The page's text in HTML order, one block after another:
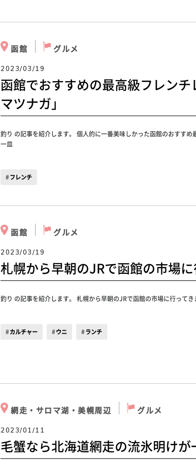
函館 グルメ
2023/03/19
函館でおすすめの最高級フレンチ
マツナガ」
釣り の記事を紹介します。 個人的に一番美味しかった函館のおすす
一皿
フレンチ
函館 グルメ
2023/03/19
札幌から早朝のJRで函館の市場に
釣り の記事を紹介します。 札幌から早朝のJRで函館の市場に行ってき
カルチャー ウニ ランチ
網走・サロマ湖・美幌周辺 グルメ
2023/01/11
毛蟹なら北海道網走の流氷明けが